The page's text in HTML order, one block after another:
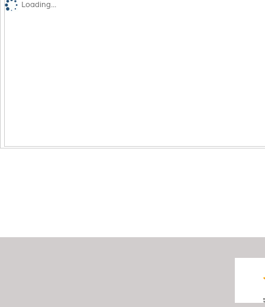
Loading...